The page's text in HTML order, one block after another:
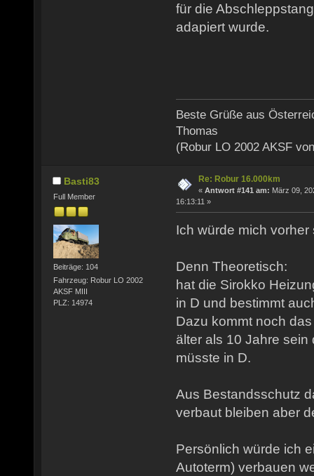
für die
adapiert wurde.
Beste Grüße aus
Thomas
(Robur LO 2002 AKSF
Basti83
Full Member
Beiträge: 104
Fahrzeug: Robur LO 2002
AKSF MIII
PLZ: 14974
Re: Robur 16.000km
« Antwort #141 am: März 09,
16:13:11 »
Ich würde mich
Denn Theoretisch:
hat die Sirokko
in D und bestimmt
Dazu kommt noch
älter als 10 Jahre
müsste in D.
Aus Bestandsschutz
verbaut bleiben aber
Persönlich würde ich
Autoterm) verbauen